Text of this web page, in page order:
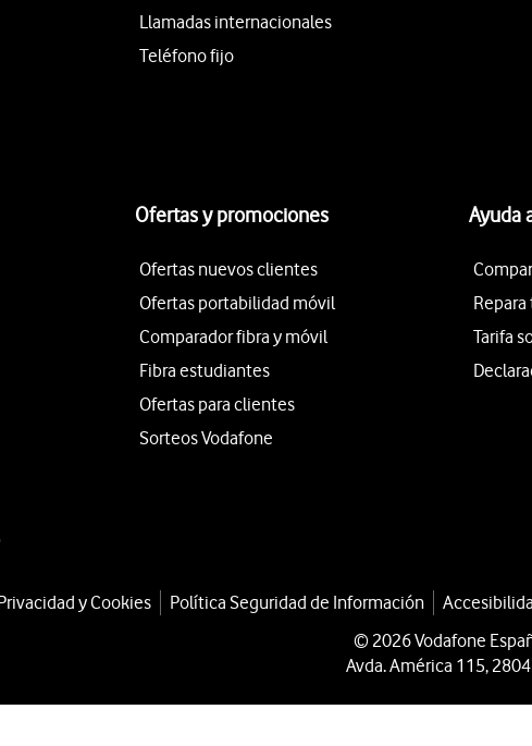
Llamadas internacionales
Teléfono fijo
Ofertas y promociones
Ofertas nuevos clientes
Ofertas portabilidad móvil
Comparador fibra y móvil
Fibra estudiantes
Ofertas para clientes
Sorteos Vodafone
Ayuda
Tarifa
y Cookies Política Seguridad de Información
© 2026 Vodafone
Avda. América 115,